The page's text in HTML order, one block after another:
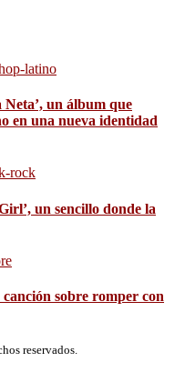
un álbum que
en una nueva identidad
un sencillo donde la
canción sobre romper con
reservados.